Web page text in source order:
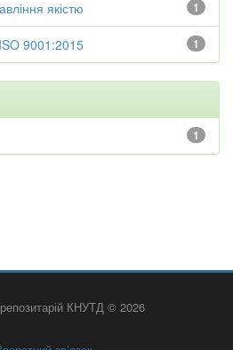
1
якістю
1
9001:2015
1
репозитарій КНУТД © 2026